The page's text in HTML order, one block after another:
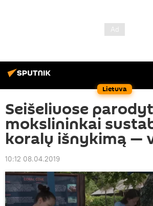
Lietuva
Seišeliuose
mokslininkai
koralų išnykimą —
10:12 08.04.2019